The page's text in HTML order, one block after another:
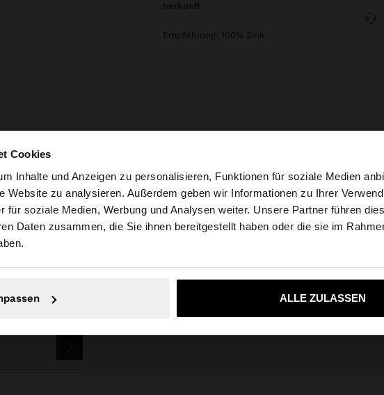
Cookies
Inhalte und Anzeigen zu personalisieren, Funktionen für soziale Medien
Website zu analysieren. Außerdem geben wir Informationen zu Ihrer
für soziale Medien, Werbung und Analysen weiter. Unsere Partner führen
Daten zusammen, die Sie ihnen bereitgestellt haben oder die sie im
ALLE ZULASSEN
auf die Website zu. Möchten Sie unsere United States
Nein, bleiben Sie bei Deutschland Ja, bringen Sie mich zu
herkunft
Empfehlung: 100% Zink
Haarschmuck set mit metallisierten haarspangen